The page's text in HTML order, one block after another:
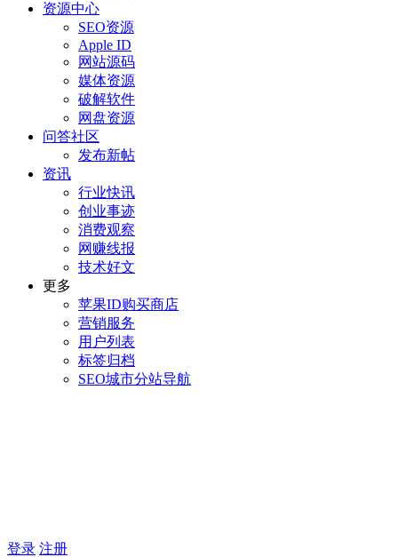
资源中心
SEO资源
Apple ID
网站源码
媒体资源
破解软件
网盘资源
问答社区
发布新帖
资讯
行业快讯
创业事迹
消费观察
网赚线报
技术好文
更多
苹果ID购买商店
营销服务
用户列表
标签归档
SEO城市分站导航
登录 注册